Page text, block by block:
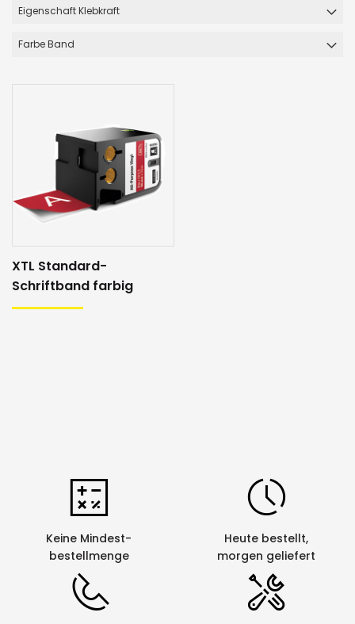
Eigenschaft Klebkraft
Farbe Band
XTL Standard-
Schriftband farbig
Keine Mindest-
bestellmenge
Heute bestellt,
morgen geliefert